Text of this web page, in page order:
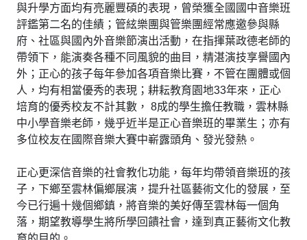
與升學方面均有亮麗豐碩的表現，曾榮獲全國國中音樂班
評鑑第二名的佳績；管絃樂團與管樂團經常應邀參與縣
府、社區與國內外音樂節演出活動，在指揮葉政德老師的
帶領下，能演奏各種不同風貌的曲目，精湛演技享譽國內
外；正心的孩子每年參加各項音樂比賽，不管在團體或個
人，均有相當優秀的表現；耕耘教育園地33年來，正心
培育的優秀校友不計其數， 8成的學生擔任教職，雲林縣
中小學音樂老師，幾乎近半是正心音樂班的畢業生；亦有
多位校友在國際音樂大賽中嶄露頭角、發光發熱。
正心更深信音樂的社會教化功能，每年均帶領音樂班的孩
子，下鄉至雲林偏鄉展演，提升社區藝術文化的發展，至
今已行遍十幾個鄉鎮，將音樂的美好傳至雲林每一個角
落，期望教導學生將所學回饋社會，達到真正藝術文化教